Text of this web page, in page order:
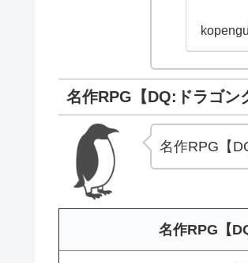
名作RPG【DQ:ドラゴン
名作RPG【
名作RPG【